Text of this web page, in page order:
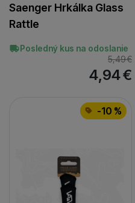
Saenger Hrkálka Glass
Rattle
Posledný kus na odoslanie
5,49€
4,94€
-10 %